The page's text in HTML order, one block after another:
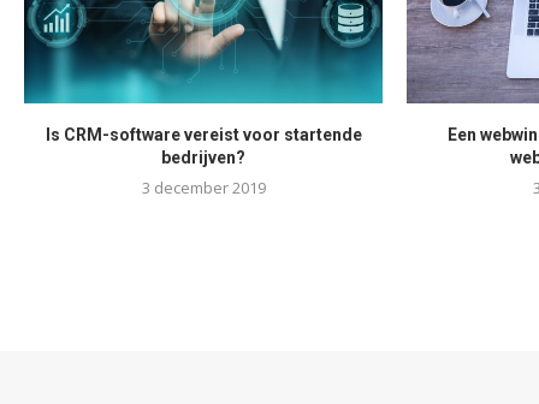
Is CRM-software vereist voor startende
bedrijven?
3 december 2019
Een